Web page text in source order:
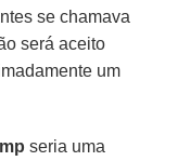
se chamava
será aceito
um
seria uma